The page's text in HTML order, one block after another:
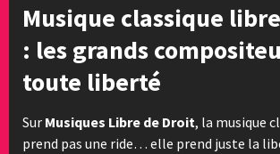
Musique classique
: les grands
toute liberté
Sur Musiques Libre de Droit, la musique
prend pas une ride… elle prend juste la